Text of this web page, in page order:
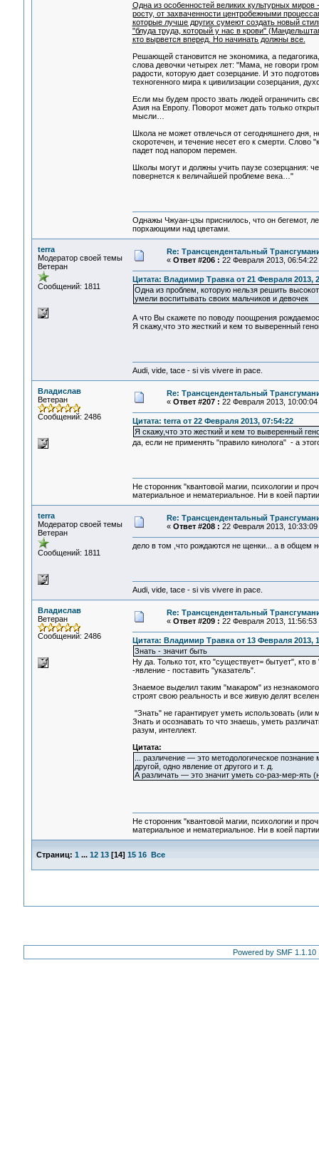
Одна из особенностей великих культурных
росту, от захваченности центробежными
которые лучше других сумеют создать новый
"блуда труда, который у нас в крови"
кто вырвется вперед. Но начинать должны все.
Решающей становится не экономика, а
слова девочки четырех лет: "Мама, не говори
радости, которую дает созерцание. И это
техногенного мира к цивилизации созерцания,
Если мы будем просто звать людей ограничить
Азия на Европу. Поворот может дать только
мысли…
Школа не может отвлечься от сегодняшнего
скоротечен, и течение несет его к смерти.
падет под напором перемен.
Школы могут и должны учить паузе созерцания:
повернется к величайшей проблеме века…"
Однажы Чжуан-цзы приснилось, что он бегемот,
порхающими над цветами.
terra
Модератор своей темы
Ветеран
Сообщений: 1811
Re: Трансцендентальный
« Ответ #206 : 22 Февраля 2013, 06:54:22
Цитата: Владимир Травка от 21 Февраля 2013,
Одна из проблем, которую нельзя решить
умели воспитывать своих мальчиков и девочек
А что Вы скажете по поводу поощрения
Я скажу,что это жесткий и кем то выверенный
Audi, vide, tace - si vis vivere in pace.
Владислав
Ветеран
Сообщений: 2486
Re: Трансцендентальный
« Ответ #207 : 22 Февраля 2013, 10:00:04
Цитата: terra от 22 Февраля 2013, 07:54:22
Я скажу,что это жесткий и кем то выверенный
да, если не применять "правило кинолога" - а
Не сторонник "квантовой магии, психологии и
материальное и нематериальное. Ни в коей
terra
Модератор своей темы
Ветеран
Сообщений: 1811
Re: Трансцендентальный
« Ответ #208 : 22 Февраля 2013, 10:33:09
дело в том ,что рождаются не щенки... а в общем
Audi, vide, tace - si vis vivere in pace.
Владислав
Ветеран
Сообщений: 2486
Re: Трансцендентальный
« Ответ #209 : 22 Февраля 2013, 11:56:53
Цитата: Владимир Травка от 13 Февраля 2013,
Знать - значит быть
Ну да. Только тот, кто "существует= бытует", кто
-явление - поставить "указатель".
Знаемое выделил таким "макаром" из
строят свою реальность и все живую делят
"Знать" не гарантирует уметь использовать
Знать и осознавать то что знаешь, уметь
разум, интеллект.
Цитата:
... различение — это методологическое
другой, одно явление от другого и т. д.
А различать — это значит уметь со-раз-мер-ять
Не сторонник "квантовой магии, психологии и
материальное и нематериальное. Ни в коей
Страниц: 1 ... 12 13[14] 15 16 Все
Powered by SMF 1.1.10